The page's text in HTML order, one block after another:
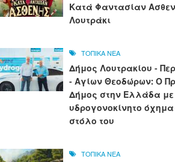
Κατά Φαντασίαν
Λουτράκι
ΤΟΠΙΚΑ ΝΕΑ
Δήμος Λουτρακίου -
- Αγίων Θεοδώρων: Ο
Δήμος στην Ελλάδα με
υδρογονοκίνητο
στόλο του
ΤΟΠΙΚΑ ΝΕΑ